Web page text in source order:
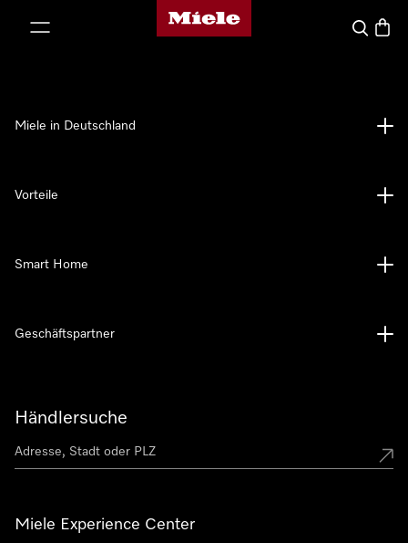
Miele-Homepage
Suche
Händlersuche
Miele Experience Center
Miele in Deutschland
Vorteile
Smart Home
Geschäftspartner